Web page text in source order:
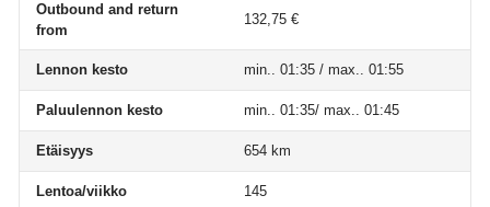
Outbound and return
from
132,75 €
Lennon kesto min.. 01:35 / max.. 01:55
Paluulennon kesto min.. 01:35/ max.. 01:45
Etäisyys 654 km
Lentoa/viikko 145